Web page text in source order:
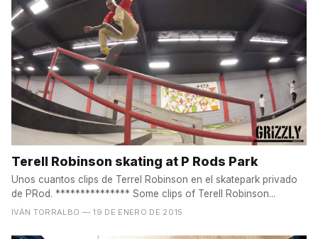
Terell Robinson skating at P Rods Park
Unos cuantos clips de Terrel Robinson en el skatepark privado
de PRod. *************** Some clips of Terell Robinson...
IVÁN TORRALBO — 19 DE ENERO DE 2015